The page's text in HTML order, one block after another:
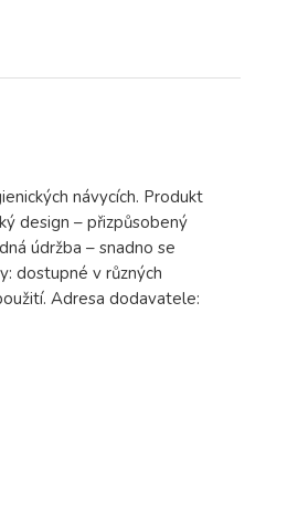
návycích. Produkt
design – přizpůsobený
údržba – snadno se
dostupné v různých
Adresa dodavatele: